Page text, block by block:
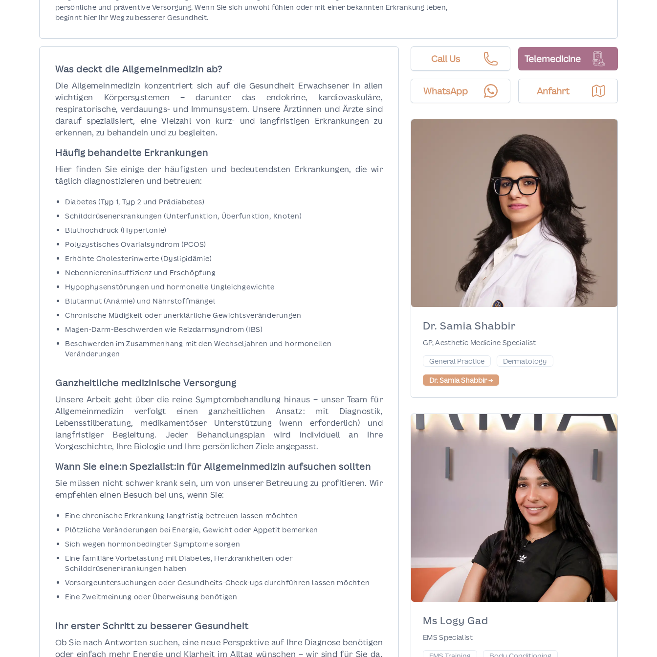
persönliche und präventive Versorgung. Wenn Sie sich unwohl fühlen oder mit einer bekannten Erkrankung leben,
beginnt hier Ihr Weg zu besserer Gesundheit.
Call Us Telemedicine
WhatsApp Anfahrt
Dr. Samia Shabbir
GP, Aesthetic Medicine Specialist
General Practice
Dermatology
Dr. Samia Shabbir→
Ms Logy Gad
EMS Specialist
Was deckt die Allgemeinmedizin ab?
Die Allgemeinmedizin konzentriert sich auf die Gesundheit Erwachsener in allen
wichtigen Körpersystemen – darunter das endokrine, kardiovaskuläre,
respiratorische, verdauungs- und Immunsystem. Unsere Ärztinnen und Ärzte sind
darauf spezialisiert, eine Vielzahl von kurz- und langfristigen Erkrankungen zu
erkennen, zu behandeln und zu begleiten.
Häufig behandelte Erkrankungen
Hier finden Sie einige der häufigsten und bedeutendsten Erkrankungen, die wir
täglich diagnostizieren und betreuen:
Diabetes (Typ 1, Typ 2 und Prädiabetes)
Schilddrüsenerkrankungen (Unterfunktion, Überfunktion, Knoten)
Bluthochdruck (Hypertonie)
Polyzystisches Ovarialsyndrom (PCOS)
Erhöhte Cholesterinwerte (Dyslipidämie)
Nebenniereninsuffizienz und Erschöpfung
Hypophysenstörungen und hormonelle Ungleichgewichte
Blutarmut (Anämie) und Nährstoffmängel
Chronische Müdigkeit oder unerklärliche Gewichtsveränderungen
Magen-Darm-Beschwerden wie Reizdarmsyndrom (IBS)
Beschwerden im Zusammenhang mit den Wechseljahren und hormonellen
Veränderungen
Ganzheitliche medizinische Versorgung
Unsere Arbeit geht über die reine Symptombehandlung hinaus – unser Team für
Allgemeinmedizin verfolgt einen ganzheitlichen Ansatz: mit Diagnostik,
Lebensstilberatung, medikamentöser Unterstützung (wenn erforderlich) und
langfristiger Begleitung. Jeder Behandlungsplan wird individuell an Ihre
Vorgeschichte, Ihre Biologie und Ihre persönlichen Ziele angepasst.
Wann Sie eine:n Spezialist:in für Allgemeinmedizin aufsuchen sollten
Sie müssen nicht schwer krank sein, um von unserer Betreuung zu profitieren. Wir
empfehlen einen Besuch bei uns, wenn Sie:
Eine chronische Erkrankung langfristig betreuen lassen möchten
Plötzliche Veränderungen bei Energie, Gewicht oder Appetit bemerken
Sich wegen hormonbedingter Symptome sorgen
Eine familiäre Vorbelastung mit Diabetes, Herzkrankheiten oder
Schilddrüsenerkrankungen haben
Vorsorgeuntersuchungen oder Gesundheits-Check-ups durchführen lassen möchten
Eine Zweitmeinung oder Überweisung benötigen
Ihr erster Schritt zu besserer Gesundheit
Ob Sie nach Antworten suchen, eine neue Perspektive auf Ihre Diagnose benötigen
oder einfach mehr Energie und Klarheit im Alltag wünschen – wir sind für Sie da.